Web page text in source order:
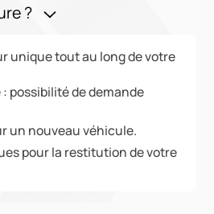
?
unique tout au long de votre
possibilité de demande
un nouveau véhicule.
pour la restitution de votre